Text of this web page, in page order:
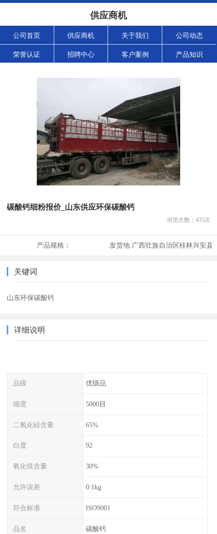
供应商机
公司首页 供应商机 关于我们 公司动态
荣誉认证 招聘中心 客户案例 产品知识
碳酸钙细粉报价_山东供应环保碳酸钙
浏览次数： 435次
产品规格： 发货地:广西壮族自治区桂林兴安县
关键词
山东环保碳酸钙
详细说明
品级 优级品
细度 5000目
二氧化硅含量 65%
白度 92
氧化镁含量 30%
允许误差 0.1kg
符合标准 ISO9001
品名 碳酸钙